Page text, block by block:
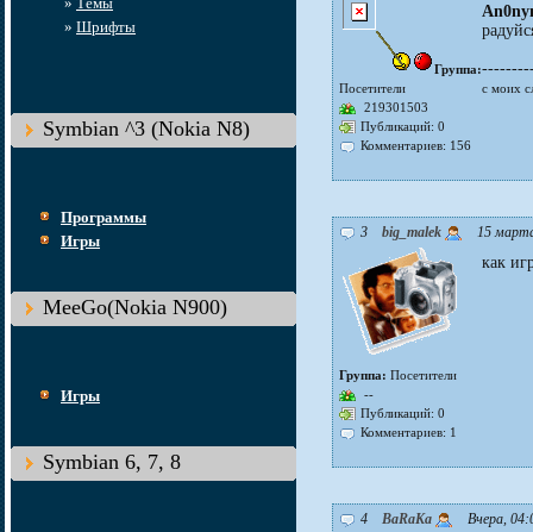
» Шрифты
Symbian ^3 (Nokia N8)
Программы
Игры
MeeGo(Nokia N900)
Игры
Symbian 6, 7, 8
Группа:
Посетители
219301503
Публикаций: 0
Комментариев: 156
с моих
3 big_malek 15
Группа: Посетители
--
Публикаций: 0
Комментариев: 1
как
4 BaRaKa Вчера,